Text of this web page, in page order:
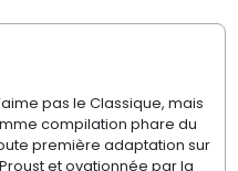
pas le Classique, mais
compilation phare du
première adaptation sur
et ovationnée par la